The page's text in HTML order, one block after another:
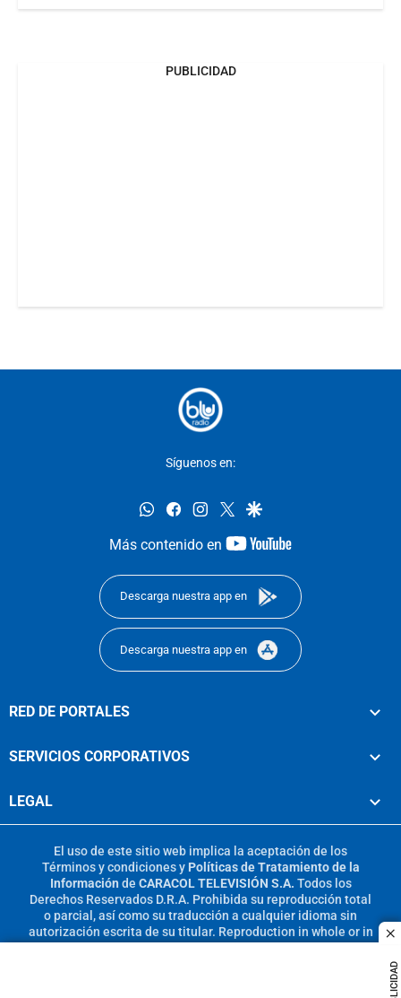
PUBLICIDAD
Síguenos en:
whatsappfacebookinstagram
twittergoogle
Más contenido en
youtube-
Descarga nuestra app en
Descarga nuestra app en
RED DE PORTALES
SERVICIOS CORPORATIVOS
LEGAL
El uso de este sitio web implica la aceptación de los
Términos y condicionesy Políticas de Tratamiento de la
Información de CARACOL TELEVISIÓN S.A. Todos los
Derechos Reservados D.R.A. Prohibida su reproducción total
o parcial, así como su traducción a cualquier idioma sin
autorización escrita de su titular. Reproduction in whole or in